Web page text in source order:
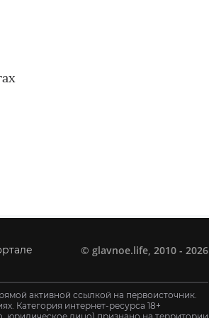
© glavnoe.life , 2010 - 2026
активной ссылкой на первоисточник.
Категория интернет-ресурса 18+